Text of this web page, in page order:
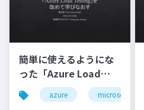
簡単に使えるようにな
った「Azure Load
Testing」を改めて学
びなおす
azure microsoft